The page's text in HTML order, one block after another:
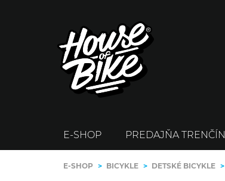
E-SHOP PREDAJŇA TRENČÍN
E-SHOP > BICYKLE > DETSKÉ BICYKLE >